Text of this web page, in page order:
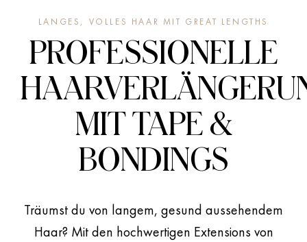
TRAUMHAARE IN PERFEKTION
LANGES, VOLLES HAAR MIT GREAT LENGTHS
PROFESSIONELLE
MIT TAPE &
BONDINGS
Träumst du von langem, gesund aussehendem
Haar? Mit den hochwertigen Extensions von